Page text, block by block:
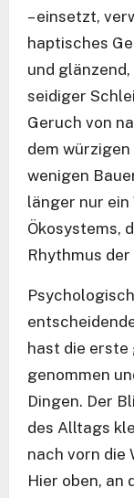
– einsetzt,
haptisches
und
seidiger
Geruch von
dem
wenigen
länger nur ein
Ökosystems,
Rhythmus
hast die erste
genommen
Dingen. Der
des Alltags
nach vorn die
Hier oben, an